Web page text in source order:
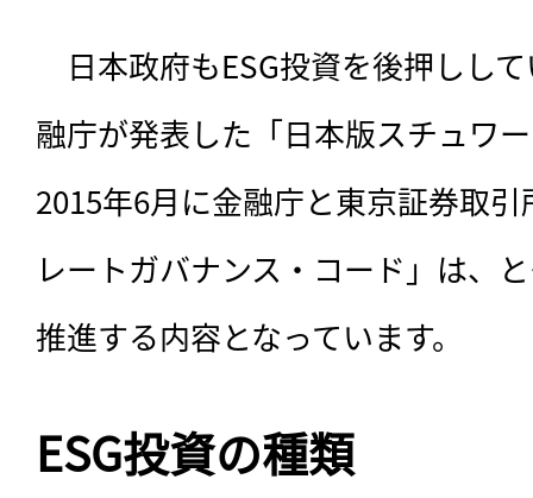
日本政府もESG投資を後押しし
融庁が発表した「日本版スチュワ
2015年6月に金融庁と東京証券取
レートガバナンス・コード」は、
推進する内容となっています。
ESG投資の種類